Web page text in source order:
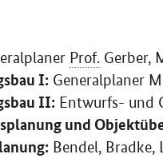
Prof. Gerber,
I: Generalplaner
II: Entwurfs- und
und
Bendel, Bradke,